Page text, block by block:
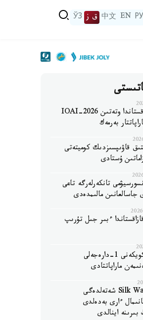
РУ
EN
中文 ق ز ЎЗ
پاۆەل دۋروۆ قازاقستاندا وتەتىن IOAI-2026
بەرمەك
قاۋىپسىزدىك كوميتەتى
تانكەرلەرگە تاعى
جاسالعانىن مالىمدەدى
ءبىر جىل تۇرىپ
توقايەۆ يۋريكو كويكەنى 1-دارەجەلى
ماراپاتتادى
توقايەۆ: Silk Way Star شەتەلدەگى
ءارى بەدەلدى
بىرىنە اينالدى